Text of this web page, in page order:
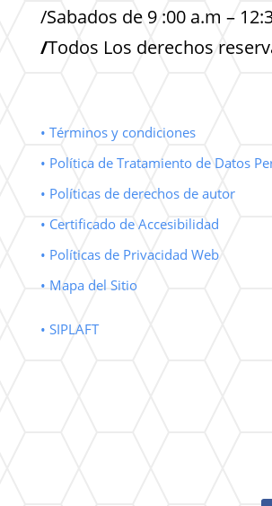
/Sabados de 9 :00 a.m –
/Todos Los derechos
• Términos y condiciones
• Política de Tratamiento de Datos
• Políticas de derechos de autor
• Certificado de Accesibilidad
• Políticas de Privacidad Web
• Mapa del Sitio
• SIPLAFT